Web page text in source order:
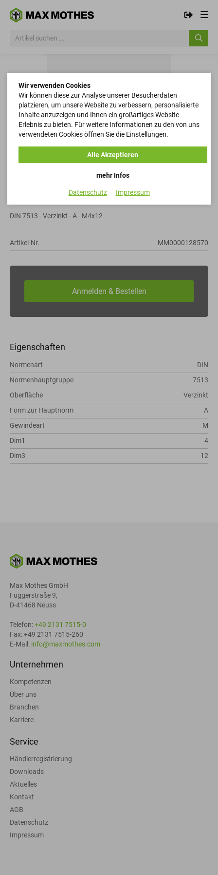
Schneidschrauben
DIN 7513 - Verzinkt - A - M4x12
Artikel-Nr. MM0000128570
Eigenschaften
Normenart
DIN
Normenhauptgruppe
7513
Oberfläche
Verzinkt
Form zur Hauptnorm
A
Gewindeart
M
Dim1
4
Dim3
12
Max Mothes GmbH
Fuggerstraße 9,
D-41468 Neuss
Telefon:+49 2131 7515-0
Fax: +49 2131 7515-260
E-Mail: info@maxmothes.com
Unternehmen
Kompetenzen
Über uns
Branchen
Karriere
Service
Händlerregistrierung
Downloads
Aktuelles
Kontakt
AGB
Datenschutz
Impressum
Wir verwenden Cookies
Wir können diese zur Analyse unserer Besucherdaten
platzieren, um unsere Website zu verbessern, personalisierte
Inhalte anzuzeigen und Ihnen ein großartiges Website-
Erlebnis zu bieten. Für weitere Informationen zu den von uns
verwendeten Cookies öffnen Sie die Einstellungen.
mehr Infos
Alle Akzeptieren
Datenschutz Impressum